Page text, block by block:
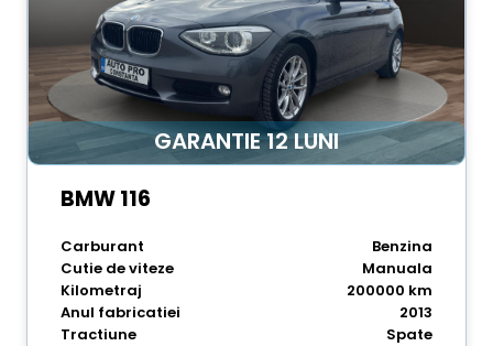
GARANTIE 12 LUNI
BMW 116
Carburant
Benzina
Cutie de viteze
Manuala
Kilometraj
200000 km
Anul fabricatiei
2013
Tractiune
Spate